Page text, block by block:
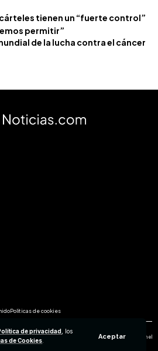
de privacidad
, los
de Cookies
Aceptar
tienen un “fuerte control”
permitir”
de la lucha contra el cáncer
Políticas de cookies
la reproducción parcial o total de los contenidos de este sitio sin el
Editorial de Aguascalientes S.A de C.V